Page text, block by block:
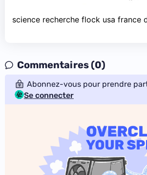
science recherche flock usa france
Commentaires (0)
Abonnez-vous pour prendre
Se connecter